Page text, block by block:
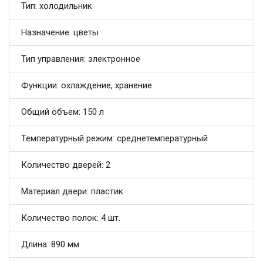
Тип: холодильник
Назначение: цветы
Тип управления: электронное
Функции: охлаждение, хранение
Общий объем: 150 л
Температурный режим: среднетемпературный
Количество дверей: 2
Материал двери: пластик
Количество полок: 4 шт.
Длина: 890 мм